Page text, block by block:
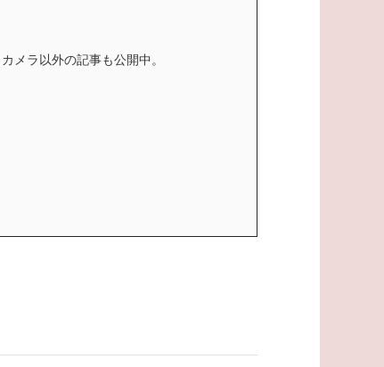
メラ以外の記事も公開中。